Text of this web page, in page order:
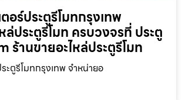
อร์ประตูรีโมทกรุงเทพ
ล่ประตูรีโมท ครบวงจรที่ ประตู
ร้านขายอะไหล่ประตูรีโมท
ะตูรีโมทกรุงเทพ จำหน่ายอ